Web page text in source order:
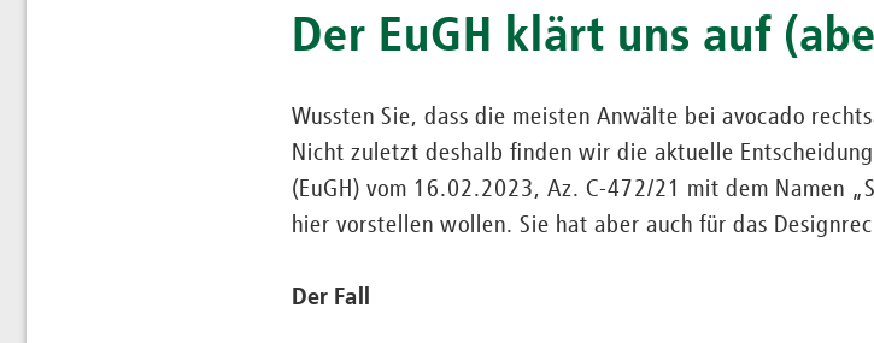
Der EuGH klärt uns auf
Wussten Sie, dass die meisten Anwälte bei avocado
Nicht zuletzt deshalb finden wir die aktuelle
(EuGH) vom 16.02.2023, Az. C-472/21 mit dem Namen
hier vorstellen wollen. Sie hat aber auch für das
Der Fall